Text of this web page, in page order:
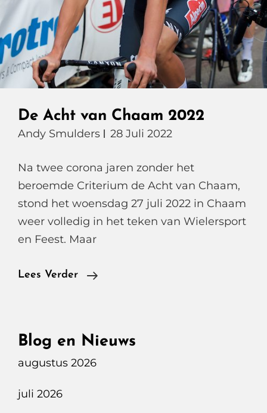
De Acht van Chaam 2022
Andy Smulders 28 Juli 2022
Na twee corona jaren zonder het
beroemde Criterium de Acht van Chaam,
stond het woensdag 27 juli 2022 in Chaam
weer volledig in het teken van Wielersport
en Feest. Maar
Lees Verder
De
2022
Blog en Nieuws
augustus 2026
juli 2026